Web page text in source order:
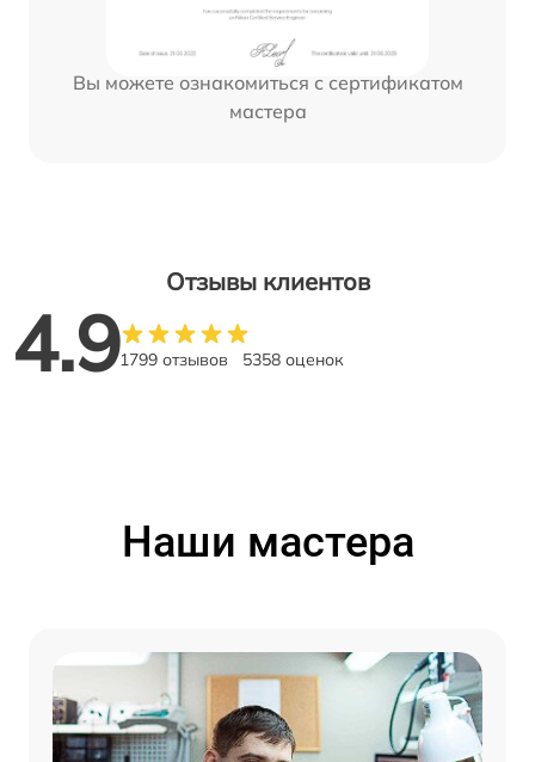
Вы можете ознакомиться с сертификатом
мастера
Отзывы клиентов
4.91799 отзывов 5358 оценок
Наши мастера